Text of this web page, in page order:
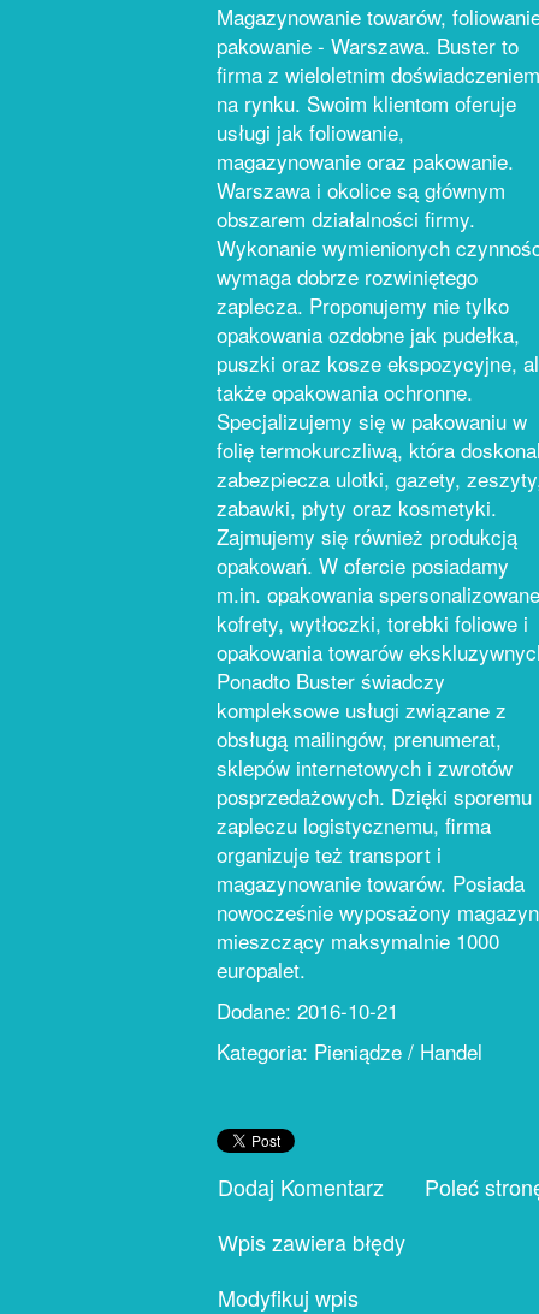
Magazynowanie towarów,
pakowanie - Warszawa. Buster to
firma z wieloletnim doświadczeniem
na rynku. Swoim klientom oferuje
usługi jak foliowanie,
magazynowanie oraz pakowanie.
Warszawa i okolice są głównym
obszarem działalności firmy.
Wykonanie wymienionych
wymaga dobrze rozwiniętego
zaplecza. Proponujemy nie tylko
opakowania ozdobne jak pudełka,
puszki oraz kosze ekspozycyjne,
także opakowania ochronne.
Specjalizujemy się w pakowaniu w
folię termokurczliwą, która
zabezpiecza ulotki, gazety,
zabawki, płyty oraz kosmetyki.
Zajmujemy się również produkcją
opakowań. W ofercie posiadamy
m.in. opakowania
kofrety, wytłoczki, torebki foliowe i
opakowania towarów
Ponadto Buster świadczy
kompleksowe usługi związane z
obsługą mailingów, prenumerat,
sklepów internetowych i zwrotów
posprzedażowych. Dzięki sporemu
zapleczu logistycznemu, firma
organizuje też transport i
magazynowanie towarów. Posiada
nowocześnie wyposażony magazyn
mieszczący maksymalnie 1000
europalet.
Dodane: 2016-10-21
Kategoria: Pieniądze / Handel
Dodaj Komentarz
Poleć
Wpis zawiera błędy
Modyfikuj wpis